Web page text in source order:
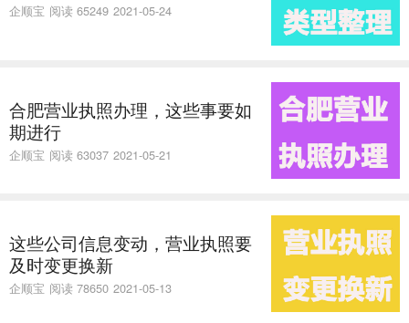
企顺宝 阅读 65249 2021-05-24
合肥营业执照办理，这些事要如
期进行
企顺宝 阅读 63037 2021-05-21
这些公司信息变动，营业执照要
及时变更换新
企顺宝 阅读 78650 2021-05-13